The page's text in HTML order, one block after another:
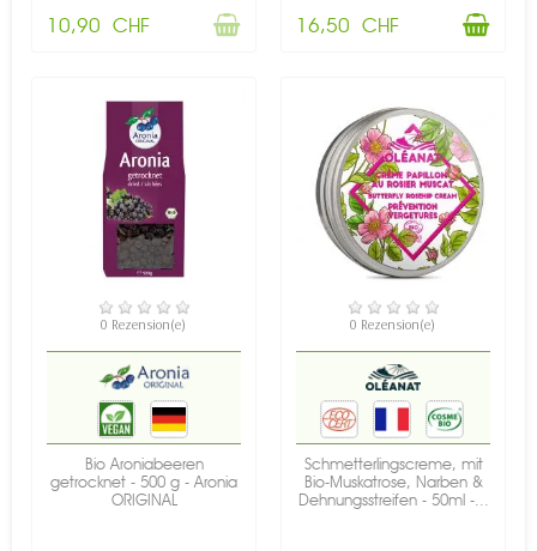
10,90 CHF 16,50 CHF
NICHT AUF LAGER
0 Rezension(e)
Bio Aroniabeeren
getrocknet - 500 g - Aronia
ORIGINAL
NICHT AUF LAGER
0 Rezension(e)
Schmetterlingscreme, mit
Bio-Muskatrose, Narben &
Dehnungsstreifen - 50ml -...